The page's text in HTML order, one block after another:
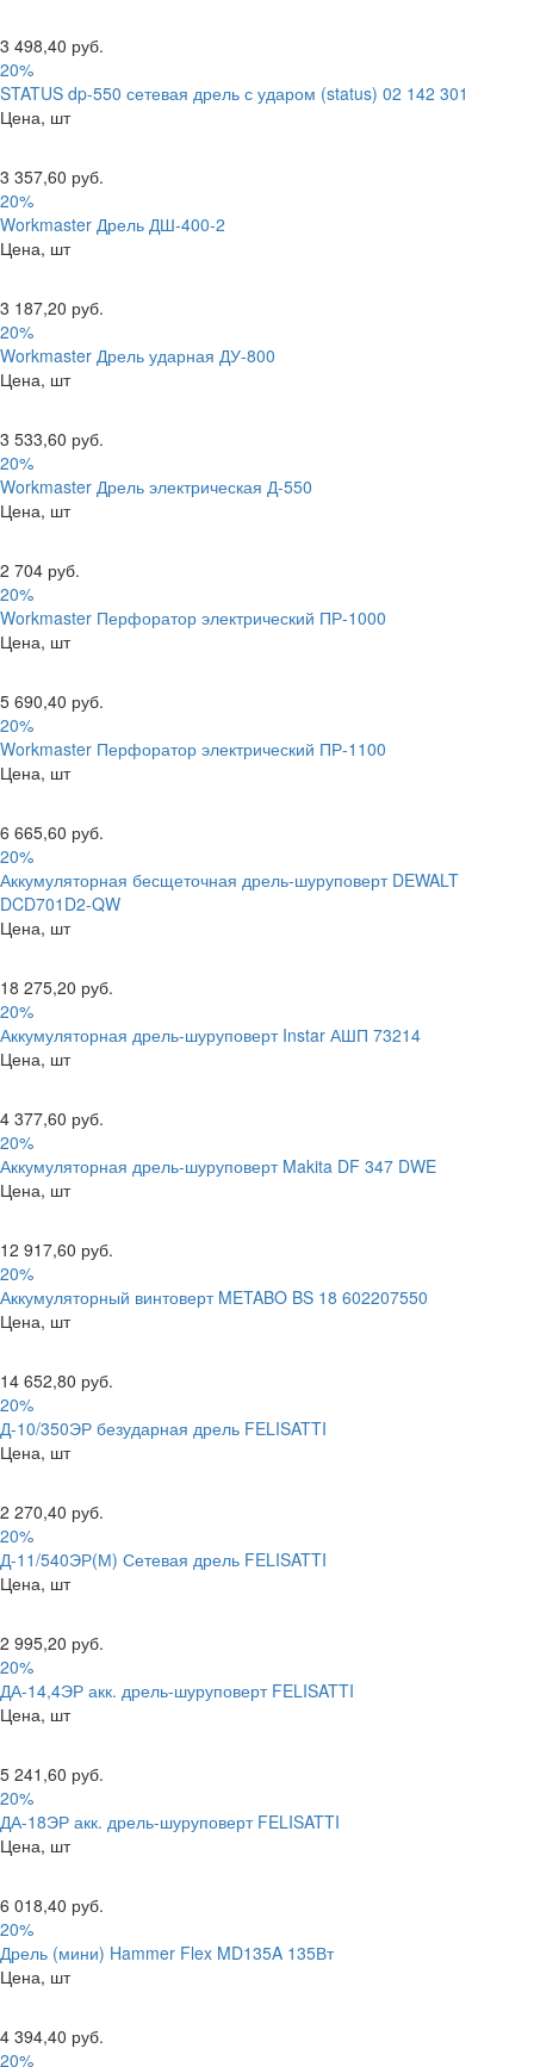
3 498,40 руб.
20%
STATUS dp-550 сетевая дрель с ударом (status) 02 142 301
Цена, шт
3 357,60 руб.
20%
Workmaster Дрель ДШ-400-2
Цена, шт
3 187,20 руб.
20%
Workmaster Дрель ударная ДУ-800
Цена, шт
3 533,60 руб.
20%
Workmaster Дрель электрическая Д-550
Цена, шт
2 704 руб.
20%
Workmaster Перфоратор электрический ПР-1000
Цена, шт
5 690,40 руб.
20%
Workmaster Перфоратор электрический ПР-1100
Цена, шт
6 665,60 руб.
20%
Аккумуляторная бесщеточная дрель-шуруповерт DEWALT
DCD701D2-QW
Цена, шт
18 275,20 руб.
20%
Аккумуляторная дрель-шуруповерт Instar АШП 73214
Цена, шт
4 377,60 руб.
20%
Аккумуляторная дрель-шуруповерт Makita DF 347 DWE
Цена, шт
12 917,60 руб.
20%
Аккумуляторный винтоверт METABO BS 18 602207550
Цена, шт
14 652,80 руб.
20%
Д-10/350ЭР безударная дрель FELISATTI
Цена, шт
2 270,40 руб.
20%
Д-11/540ЭР(М) Сетевая дрель FELISATTI
Цена, шт
2 995,20 руб.
20%
ДА-14,4ЭР акк. дрель-шуруповерт FELISATTI
Цена, шт
5 241,60 руб.
20%
ДА-18ЭР акк. дрель-шуруповерт FELISATTI
Цена, шт
6 018,40 руб.
20%
Дрель (мини) Hammer Flex MD135A 135Вт
Цена, шт
4 394,40 руб.
20%